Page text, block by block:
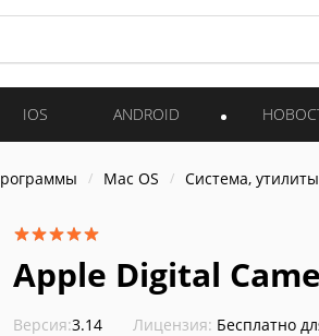
IOS ANDROID
Mac OS Система, утилиты
Apple Digital
Версия:3.14 Лицензия: Бесплатно